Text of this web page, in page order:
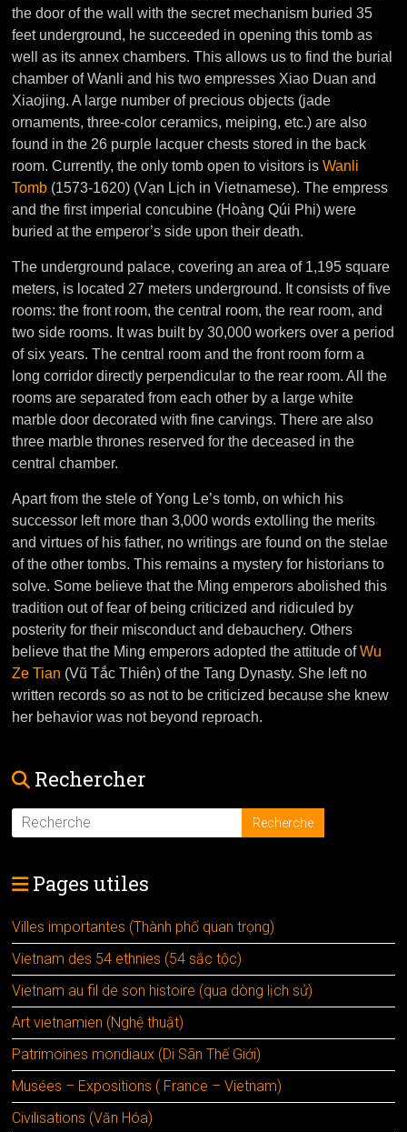
the door of the wall with the secret mechanism buried 35
feet underground, he succeeded in opening this tomb as
well as its annex chambers. This allows us to find the burial
chamber of Wanli and his two empresses Xiao Duan and
Xiaojing. A large number of precious objects (jade
ornaments, three-color ceramics, meiping, etc.) are also
found in the 26 purple lacquer chests stored in the back
room. Currently, the only tomb open to visitors isWanli
Tomb (1573-1620) (Vạn Lịch in Vietnamese). The empress
and the first imperial concubine (Hoàng Qúi Phi) were
buried at the emperor’s side upon their death.
The underground palace, covering an area of ​​1,195 square
meters, is located 27 meters underground. It consists of five
rooms: the front room, the central room, the rear room, and
two side rooms. It was built by 30,000 workers over a period
of six years. The central room and the front room form a
long corridor directly perpendicular to the rear room. All the
rooms are separated from each other by a large white
marble door decorated with fine carvings. There are also
three marble thrones reserved for the deceased in the
central chamber.
Apart from the stele of Yong Le’s tomb, on which his
successor left more than 3,000 words extolling the merits
and virtues of his father, no writings are found on the stelae
of the other tombs. This remains a mystery for historians to
solve. Some believe that the Ming emperors abolished this
tradition out of fear of being criticized and ridiculed by
posterity for their misconduct and debauchery. Others
believe that the Ming emperors adopted the attitude ofWu
Ze Tian (Vũ Tắc Thiên) of the Tang Dynasty. She left no
written records so as not to be criticized because she knew
her behavior was not beyond reproach.
Rechercher
Pages utiles
Villes importantes (Thành phố quan trọng)
Vietnam des 54 ethnies (54 sắc tộc)
Vietnam au fil de son histoire (qua dòng lịch sử)
Art vietnamien (Nghệ thuật)
Patrimoines mondiaux (Di Sãn Thế Giới)
Musées – Expositions ( France – Vietnam)
Civilisations (Văn Hóa)